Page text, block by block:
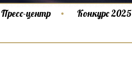
Пресс-центр Конкурс 2025